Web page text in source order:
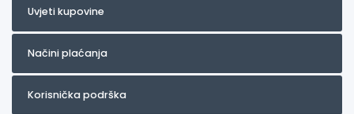
Uvjeti kupovine
Načini plaćanja
Korisnička podrška